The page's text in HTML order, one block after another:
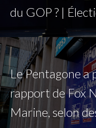
du GOP ? |
Le Pentagone
rapport de Fox
Marine, selon